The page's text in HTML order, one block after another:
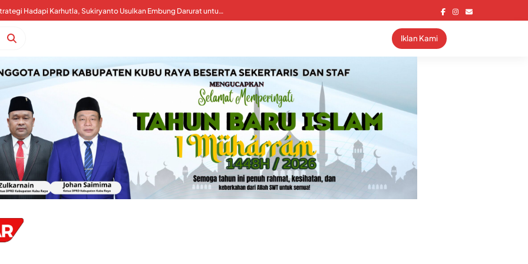
Kubu Raya Perkuat Strategi Hadapi Karhutla, Sukiryanto Usulkan Embung Darurat untuk Percepat Pemadaman
Kalimantan Darurat Asap, WALHI: Pemerintah Harus Koreksi Tata Kelola Perizinan dan Tagih Tanggung Jawab Korporasi
Iklan Kami